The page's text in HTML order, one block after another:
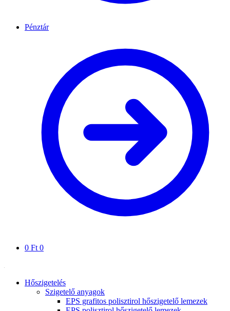
Pénztár
0 Ft 0
Hőszigetelés
Szigetelő anyagok
EPS grafitos polisztirol hőszigetelő lemezek